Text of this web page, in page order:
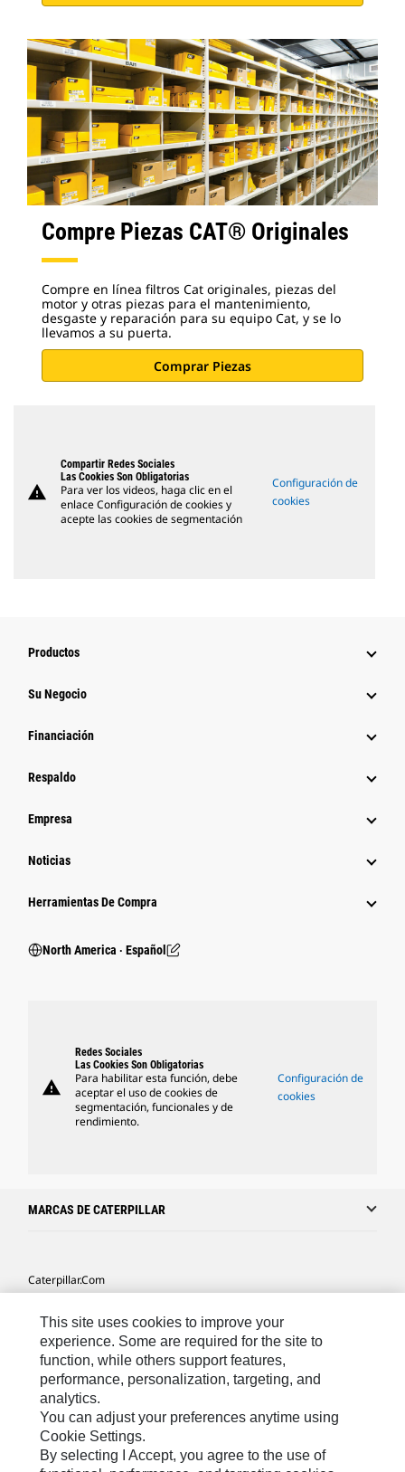
Compre Piezas CAT® Originales
Compre en línea filtros Cat originales, piezas del
motor y otras piezas para el mantenimiento,
desgaste y reparación para su equipo Cat, y se lo
llevamos a su puerta.
Comprar Piezas
warning
Compartir Redes Sociales
Las Cookies Son Obligatorias
Para ver los videos, haga clic en el
enlace Configuración de cookies y
acepte las cookies de segmentación
Configuración de
cookies
Productos
Su Negocio
Financiación
Respaldo
Empresa
Noticias
Herramientas De Compra
North America ‧ Español
warning
Redes Sociales
Las Cookies Son Obligatorias
Para habilitar esta función, debe
aceptar el uso de cookies de
segmentación, funcionales y de
rendimiento.
Configuración de
cookies
MARCAS DE CATERPILLAR
Caterpillar.com
Mis Preferencias De Marketing
Site Map
Cookie Settings
Legal
Privacy
This site uses cookies to improve your
experience. Some are required for the site to
function, while others support features,
performance, personalization, targeting, and
analytics.
You can adjust your preferences anytime using
Cookie Settings.
By selecting I Accept, you agree to the use of